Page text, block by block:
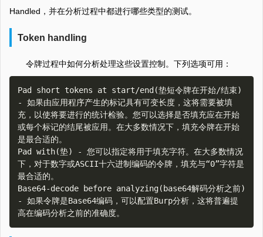
Handled，并在分析过程中都进行哪些类型的测试。
Token handling
令牌过程中如何分析处理这些设置控制。下列选项可用：
Pad short tokens at start/end(垫短令牌在开始/结束)
- 如果由应用程序产生的标记具有可变长度，这将需要被填
充，以使将要进行的统计检验。您可以选择是否填充应在开始
或每个标记的结尾被应用。在大多数情况下，填充令牌在开始
是最合适的。
Pad with(垫) - 您可以指定将用于填充字符。在大多数情况
下，对于数字或ASCII十六进制编码的令牌，填充与“0”字符是
最合适的。
Base64-decode before analyzing(base64解码分析之前)
- 如果令牌是Base64编码，可以配置Burp分析，这将普遍提